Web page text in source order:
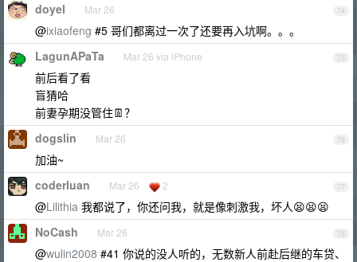
74
doyel Mar 26
@ixiaofeng #5 哥们都离过一次了还要再入坑啊。。。
75
LagunAPaTa Mar 26 via iPhone
前后看了看
盲猜哈
前妻孕期没管住👖？
76
dogslin Mar 26
加油~
77
coderluan Mar 26 2
@Lilithia 我都说了，你还问我，就是像刺激我，坏人😫😫😫
78
NoCash Mar 26
@wulin2008 #41 你说的没人听的，无数新人前赴后继的车贷、